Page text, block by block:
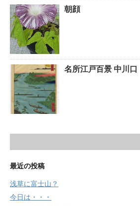
朝顔
名所江戸百景 中川口
最近の投稿
浅草に富士山？
今日は・・・